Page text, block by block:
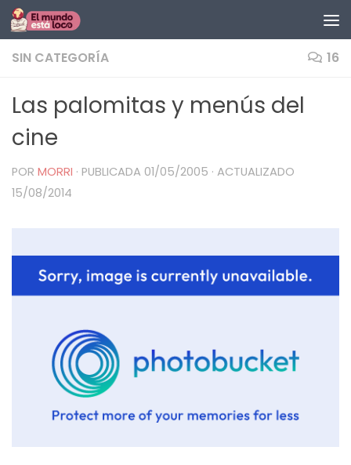
Saltar al contenido
SIN CATEGORÍA 16
Las palomitas y menús del
cine
POR MORRI · PUBLICADA 01/05/2005 · ACTUALIZADO
15/08/2014